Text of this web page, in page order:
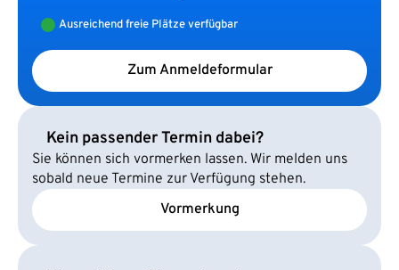
Ausreichend freie Plätze verfügbar
Zum Anmeldeformular
Kein passender Termin dabei?
Sie können sich vormerken lassen. Wir melden uns
sobald neue Termine zur Verfügung stehen.
Vormerkung